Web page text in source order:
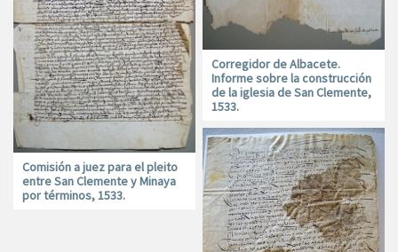
Corregidor de Albacete.
Informe sobre la construcción
de la iglesia de San Clemente,
1533.
Comisión a juez para el pleito
entre San Clemente y Minaya
por términos, 1533.